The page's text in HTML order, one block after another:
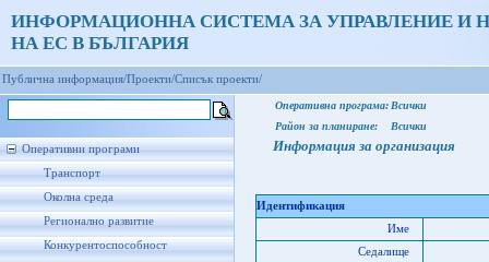
ИНФОРМАЦИОННА СИСТЕМА ЗА УПРАВЛЕНИЕ И
НА ЕС В БЪЛГАРИЯ
Публична информация/Проекти/Списък проекти/
Оперативни програми
Транспорт
Околна среда
Регионално развитие
Конкурентоспособност
Оперативна програма: Всички
Район за планиране:
Всички
Информация за организация
Идентификация
Име
Седалище